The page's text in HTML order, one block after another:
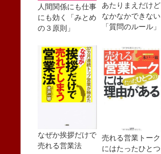
人間関係にも仕事
にも効く「みとめ
の３原則」
あたりまえだけど
なかなかできない
「質問のルール」
なぜか挨拶だけで
売れる営業法
売れる営業トーク
にはたったひとつ